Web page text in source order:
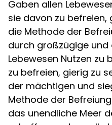
Gaben allen
sie davon zu befreien,
die Methode der
durch großzügige und
Lebewesen Nutzen zu
zu befreien, gierig zu
der mächtigen und
Methode der
das unendliche Meer